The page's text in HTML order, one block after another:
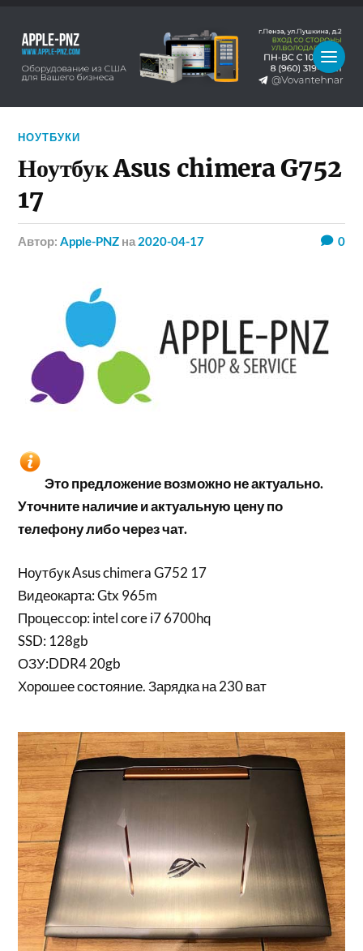
НОУТБУКИ
Ноутбук Asus chimera G752
17
Автор:Apple-PNZ на 2020-04-17 0
Это предложение возможно не актуально.
Уточните наличие и актуальную цену по
телефону либо через чат.
Ноутбук Asus chimera G752 17
Видеокарта: Gtx 965m
Процессор: intel core i7 6700hq
SSD: 128gb
ОЗУ:DDR4 20gb
Хорошее состояние. Зарядка на 230 ват